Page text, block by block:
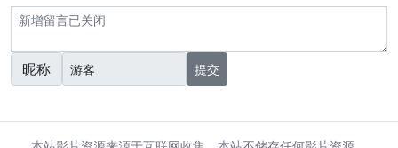
昵称 提交